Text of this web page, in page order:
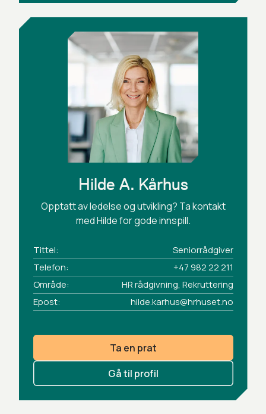
Hilde A. Kårhus
Opptatt av ledelse og utvikling? Ta kontakt
med Hilde for gode innspill.
Tittel:
Seniorrådgiver
Telefon:
+47 982 22 211
Område:
HR rådgivning, Rekruttering
Epost:
hilde.karhus@hrhuset.no
Ta en prat
Gå til profil